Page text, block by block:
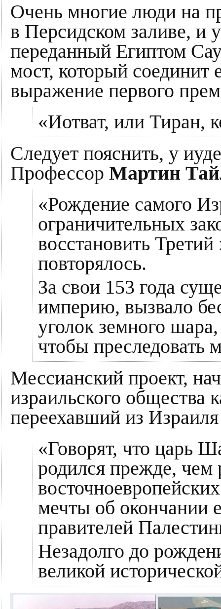
Очень многие люди на
в Персидском заливе, и
переданный Египтом
мост, который
выражение первого
«Иотват, или Тиран,
Следует пояснить, у
Профессор Мартин
«Рождение самого
ограничительных
восстановить
повторялось.
За свои 153 года
империю, вызвало
уголок земного
чтобы преследовать
Мессианский проект,
израильского общества
переехавший из
«Говорят, что царь
родился прежде, чем
мечты об окончании
правителей
Незадолго до
великой